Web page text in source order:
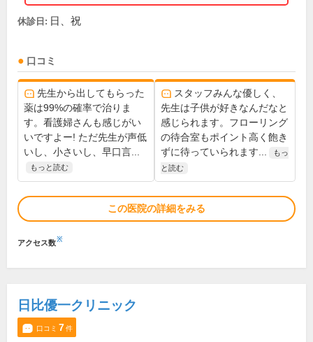
休診日: 日、祝
口コミ
先生から出してもらった
薬は99%の確率で治りま
す。看護婦さんも感じがい
いですよー! ただ先生が声低
いし、小さいし、早口言...
もっと読む
スタッフみんな優しく、
先生は子供が好きなんだなと
感じられます。フローリング
の待合室もポイント高く飽き
ずに待っていられます...
もっ
と読む
この医院の詳細をみる
アクセス数※
日比優一クリニック
口コミ 7件